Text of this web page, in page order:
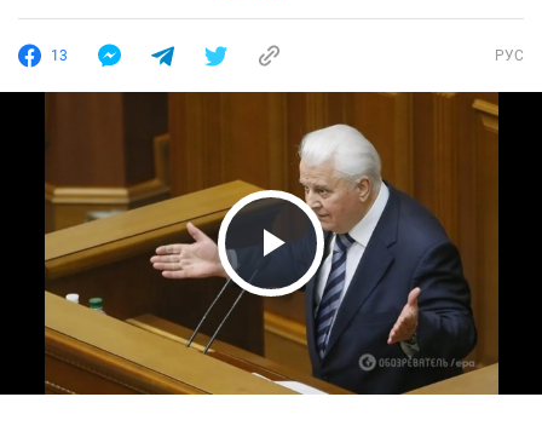
13 РУС
Play Video